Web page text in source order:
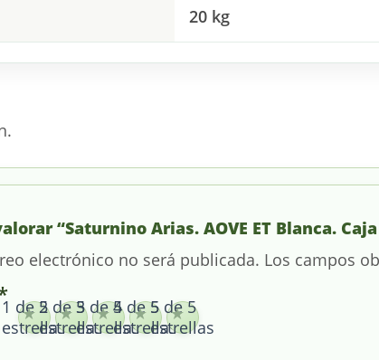
20 kg
“Saturnino Arias. AOVE ET Blanca.
electrónico no será publicada. Los campos
1 de 5
estrellas
2 de 5
estrellas
3 de 5
estrellas
4 de 5
estrellas
5 de 5
estrellas